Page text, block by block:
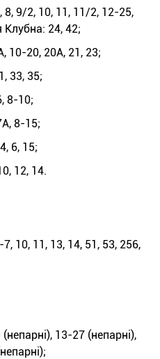
8, 9/2, 10, 11, 11/2, 12-25,
Клубна: 24, 42;
10-20, 20А, 21, 23;
33, 35;
8-10;
8-15;
6, 15;
12, 14.
10, 11, 13, 14, 51, 53, 256,
13-27 (непарні),